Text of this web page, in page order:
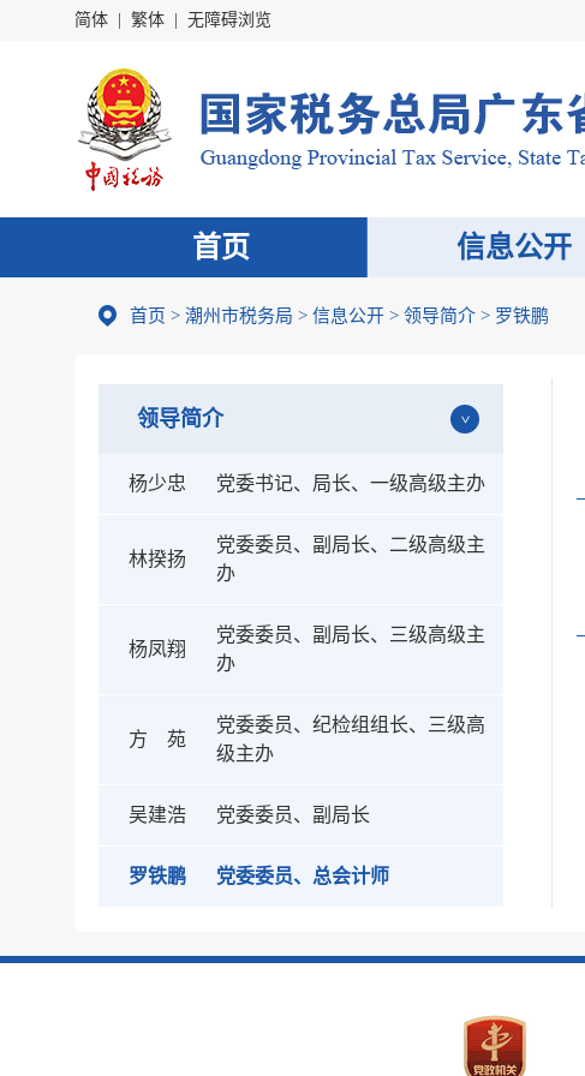
简体 繁体 无障碍浏览
首页 信息公开
首页 > 潮州市税务局 > 信息公开 > 领导简介 > 罗铁鹏
领导简介
杨少忠 党委书记、局长、一级高级主办
林揆扬
党委委员、副局长、二级高级主
办
杨凤翔
党委委员、副局长、三级高级主
办
方 苑
党委委员、纪检组组长、三级高
级主办
吴建浩 党委委员、副局长
罗铁鹏 党委委员、总会计师